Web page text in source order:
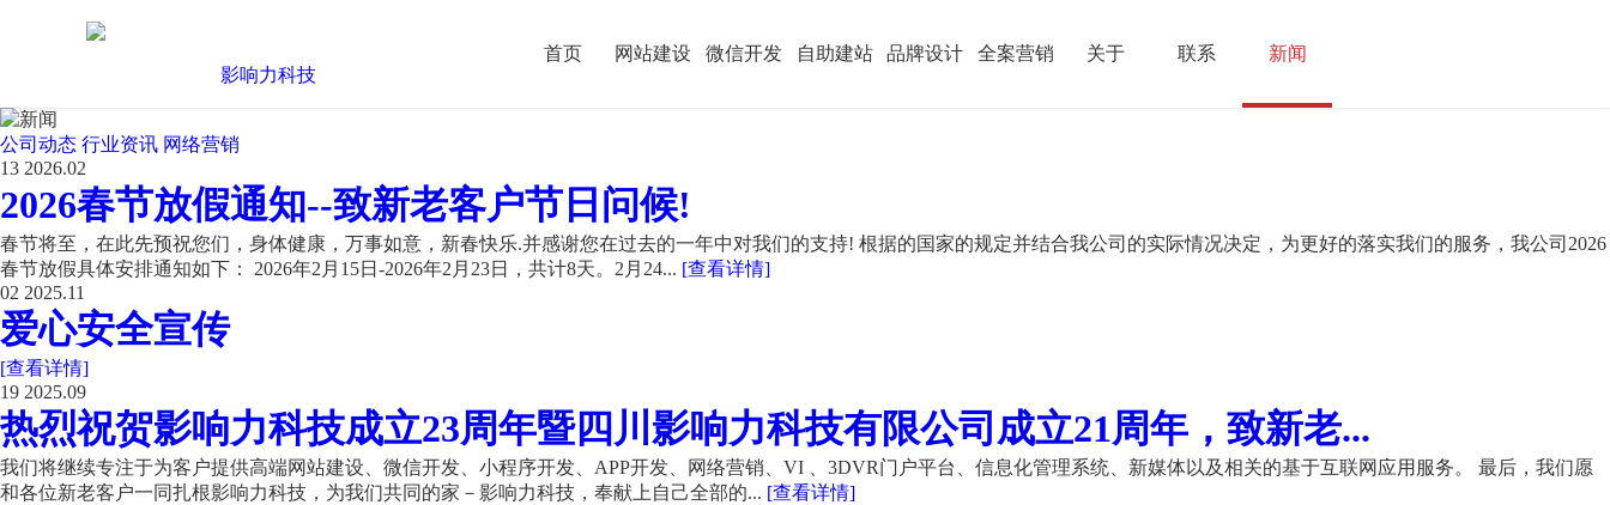
首页 网站建设 微信开发 自助建站 品牌设计 全案营销 关于 联系 新闻
公司动态 行业资讯 网络营销
13 2026.02
2026春节放假通知--致新老客户节日问候!
春节将至，在此先预祝您们，身体健康，万事如意，新春快乐.并感谢您在过去的一年中对我们的支持! 根据的国家的规定并结合我公司的实际情况决定，为更好的落实我们的服务，我公司2026
春节放假具体安排通知如下： 2026年2月15日-2026年2月23日，共计8天。2月24... [查看详情]
02 2025.11
爱心安全宣传
[查看详情]
19 2025.09
热烈祝贺影响力科技成立23周年暨四川影响力科技有限公司成立21周年，致新老...
我们将继续专注于为客户提供高端网站建设、微信开发、小程序开发、APP开发、网络营销、VI 、3DVR门户平台、信息化管理系统、新媒体以及相关的基于互联网应用服务。 最后，我们愿
和各位新老客户一同扎根影响力科技，为我们共同的家－影响力科技，奉献上自己全部的... [查看详情]